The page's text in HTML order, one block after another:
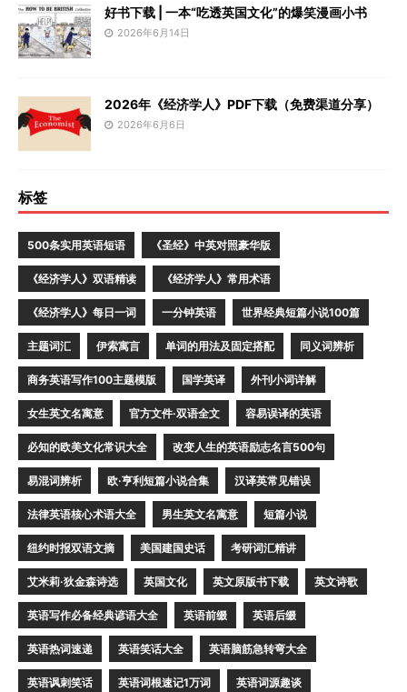
好书下载 | 一本“吃透英国文化”的爆笑漫画小书
2026年6月14日
2026年《经济学人》PDF下载（免费渠道分享）
2026年6月6日
标签
500条实用英语短语 《圣经》中英对照豪华版
《经济学人》双语精读 《经济学人》常用术语
《经济学人》每日一词 一分钟英语 世界经典短篇小说100篇
主题词汇 伊索寓言 单词的用法及固定搭配 同义词辨析
商务英语写作100主题模版 国学英译 外刊小词详解
女生英文名寓意 官方文件·双语全文 容易误译的英语
必知的欧美文化常识大全 改变人生的英语励志名言500句
易混词辨析 欧·亨利短篇小说合集 汉译英常见错误
法律英语核心术语大全 男生英文名寓意 短篇小说
纽约时报双语文摘 美国建国史话 考研词汇精讲
艾米莉·狄金森诗选 英国文化 英文原版书下载 英文诗歌
英语写作必备经典谚语大全 英语前缀 英语后缀
英语热词速递 英语笑话大全 英语脑筋急转弯大全
英语讽刺笑话 英语词根速记1万词 英语词源趣谈